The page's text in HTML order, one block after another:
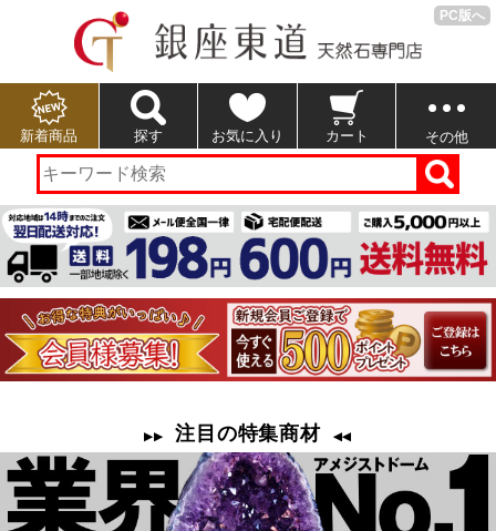
PC版へ
新着商品 探す お気に入り カート その他